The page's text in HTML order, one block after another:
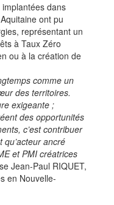
dans
ont pu
représentant un
à Taux Zéro
ou à la création de
comme un
des territoires.
exigeante ;
des opportunités
c’est contribuer
ancré
et PMI créatrices
Jean-Paul RIQUET,
en Nouvelle-